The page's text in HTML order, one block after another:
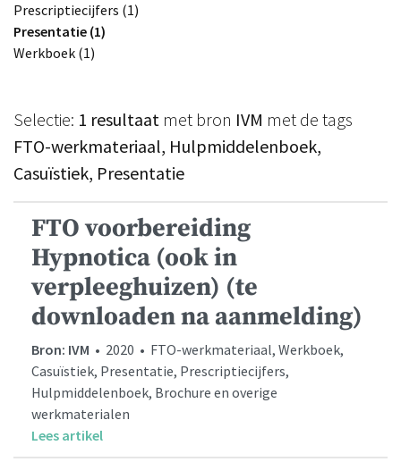
Prescriptiecijfers (1)
Presentatie (1)
Werkboek (1)
Selectie: 1 resultaat met bron IVM met de tags
FTO-werkmateriaal, Hulpmiddelenboek,
Casuïstiek, Presentatie
FTO voorbereiding
Hypnotica (ook in
verpleeghuizen) (te
downloaden na aanmelding)
Bron: IVM • 2020 • FTO-werkmateriaal, Werkboek,
Casuïstiek, Presentatie, Prescriptiecijfers,
Hulpmiddelenboek, Brochure en overige
werkmaterialen
Lees artikel